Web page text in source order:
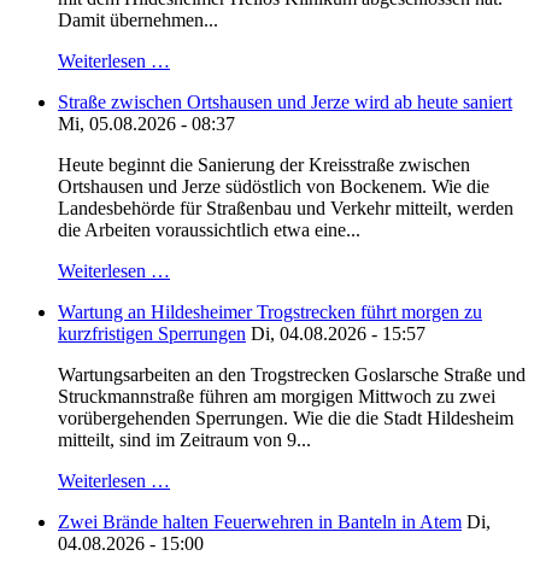
Damit übernehmen...
Weiterlesen …
Straße zwischen Ortshausen und Jerze wird ab heute saniert
Mi, 05.08.2026 - 08:37
Heute beginnt die Sanierung der Kreisstraße zwischen
Ortshausen und Jerze südöstlich von Bockenem. Wie die
Landesbehörde für Straßenbau und Verkehr mitteilt, werden
die Arbeiten voraussichtlich etwa eine...
Weiterlesen …
Wartung an Hildesheimer Trogstrecken führt morgen zu
kurzfristigen Sperrungen Di, 04.08.2026 - 15:57
Wartungsarbeiten an den Trogstrecken Goslarsche Straße und
Struckmannstraße führen am morgigen Mittwoch zu zwei
vorübergehenden Sperrungen. Wie die die Stadt Hildesheim
mitteilt, sind im Zeitraum von 9...
Weiterlesen …
Zwei Brände halten Feuerwehren in Banteln in Atem Di,
04.08.2026 - 15:00